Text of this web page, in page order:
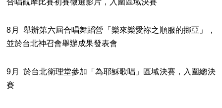
合唱觀摩比賽初賽徵選影片，入圍區域決賽
8月 舉辦第六屆合唱舞蹈營「樂來樂愛祢之順服的挪亞」，
並於台北神召會舉辦成果發表會
9月 於台北衛理堂參加「為耶穌歌唱」區域決賽，入圍總決
賽